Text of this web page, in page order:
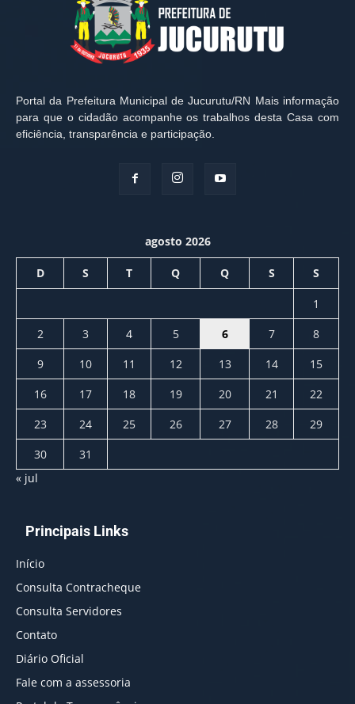
Portal da Prefeitura Municipal de Jucurutu/RN Mais informação
para que o cidadão acompanhe os trabalhos desta Casa com
eficiência, transparência e participação.
agosto 2026
D S T Q Q S S
1
2
3 4 5 6 7
8
9
10 11 12 13 14
15
16
17 18 19 20 21
22
23
24 25 26 27 28
29
30
31
« jul
Principais Links
Início
Consulta Contracheque
Consulta Servidores
Contato
Diário Oficial
Fale com a assessoria